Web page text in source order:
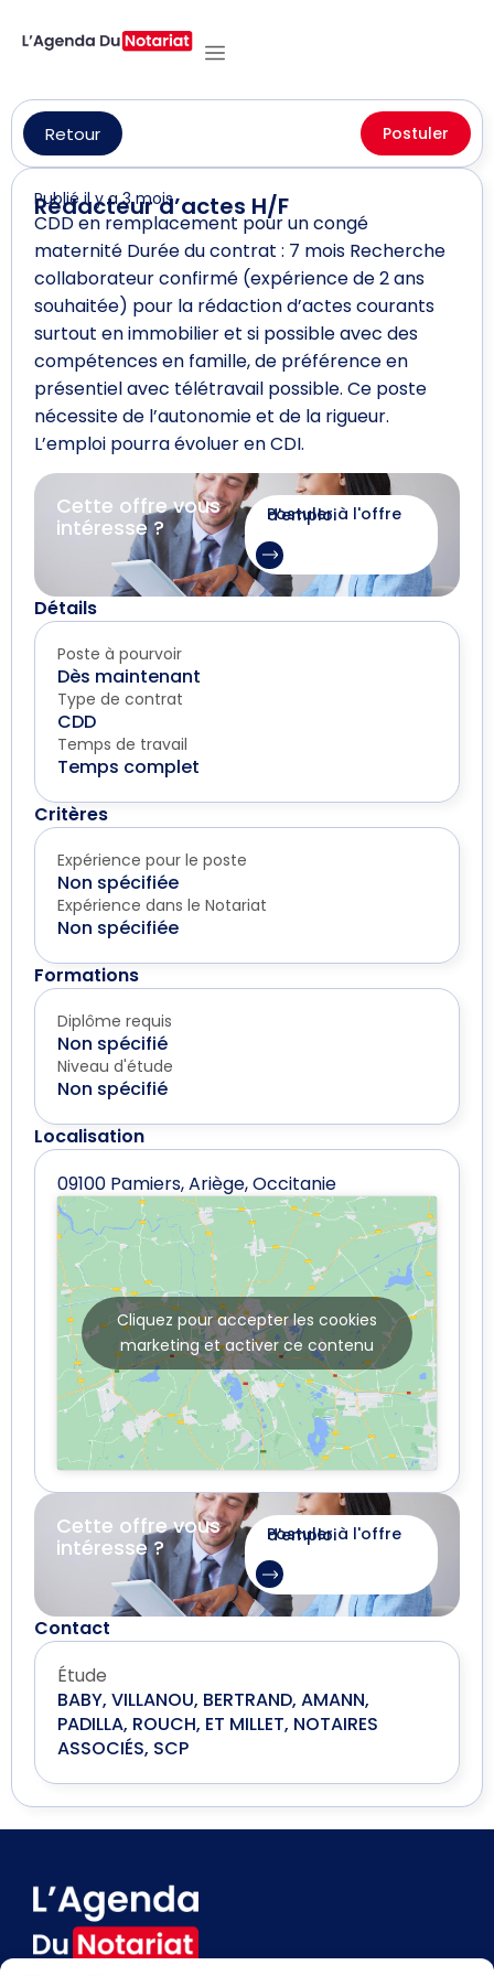
Retour Postuler
Rédacteur d’actes H/F
Publié il y a 3 mois
CDD en remplacement pour un congé
maternité Durée du contrat : 7 mois Recherche
collaborateur confirmé (expérience de 2 ans
souhaitée) pour la rédaction d’actes courants
surtout en immobilier et si possible avec des
compétences en famille, de préférence en
présentiel avec télétravail possible. Ce poste
nécessite de l’autonomie et de la rigueur.
L’emploi pourra évoluer en CDI.
Cette offre vous
intéresse ?
Postuler à l'offre d'emploi
Détails
Poste à pourvoir
Dès maintenant
Type de contrat
CDD
Temps de travail
Temps complet
Critères
Expérience pour le poste
Non spécifiée
Expérience dans le Notariat
Non spécifiée
Formations
Diplôme requis
Non spécifié
Niveau d'étude
Non spécifié
Localisation
09100 Pamiers, Ariège, Occitanie
Cliquez pour accepter les cookies
marketing et activer ce contenu
Cette offre vous
intéresse ?
Postuler à l'offre d'emploi
Contact
Étude
BABY, VILLANOU, BERTRAND, AMANN,
PADILLA, ROUCH, ET MILLET, NOTAIRES
ASSOCIÉS, SCP